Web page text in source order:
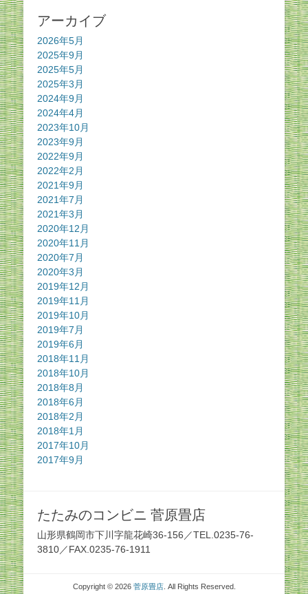
アーカイブ
2026年5月
2025年9月
2025年5月
2025年3月
2024年9月
2024年4月
2023年10月
2023年9月
2022年9月
2022年2月
2021年9月
2021年7月
2021年3月
2020年12月
2020年11月
2020年7月
2020年3月
2019年12月
2019年11月
2019年10月
2019年7月
2019年6月
2018年11月
2018年10月
2018年8月
2018年6月
2018年2月
2018年1月
2017年10月
2017年9月
たたみのコンビニ 菅原畳店
山形県鶴岡市下川字龍花崎36-156／TEL.0235-76-
3810／FAX.0235-76-1911
Copyright © 2026 菅原畳店. All Rights Reserved.